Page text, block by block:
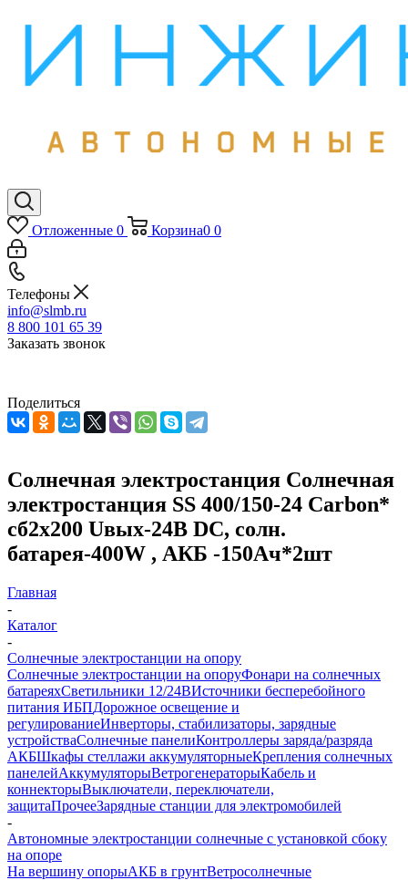
Отложенные 0 Корзина0 0
Телефоны
info@slmb.ru
8 800 101 65 39
Заказать звонок
Поделиться
Солнечная электростанция Солнечная
электростанция SS 400/150-24 Carbon*
сб2x200 Uвых-24В DC, солн.
батарея-400W , АКБ -150Aч*2шт
Главная
-
Каталог
-
Солнечные электростанции на опору
Солнечные электростанции на опоруФонари на солнечных
батареяхСветильники 12/24ВИсточники бесперебойного
питания ИБПДорожное освещение и
регулированиеИнверторы, стабилизаторы, зарядные
устройстваСолнечные панелиКонтроллеры заряда/разряда
АКБШкафы стеллажи аккумуляторныеКрепления солнечных
панелейАккумуляторыВетрогенераторыКабель и
коннекторыВыключатели, переключатели,
защитаПрочееЗарядные станции для электромобилей
-
Автономные электростанции солнечные с установкой сбоку
на опоре
На вершину опорыАКБ в грунтВетросолнечные